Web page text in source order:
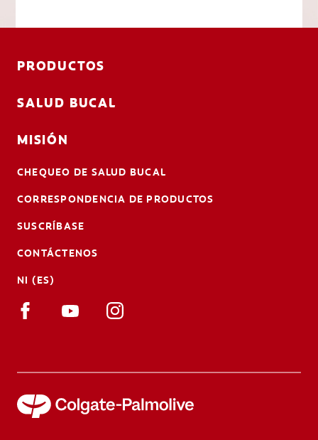
PRODUCTOS
SALUD BUCAL
MISIÓN
CHEQUEO DE SALUD BUCAL
CORRESPONDENCIA DE PRODUCTOS
SUSCRÍBASE
CONTÁCTENOS
NI (ES)